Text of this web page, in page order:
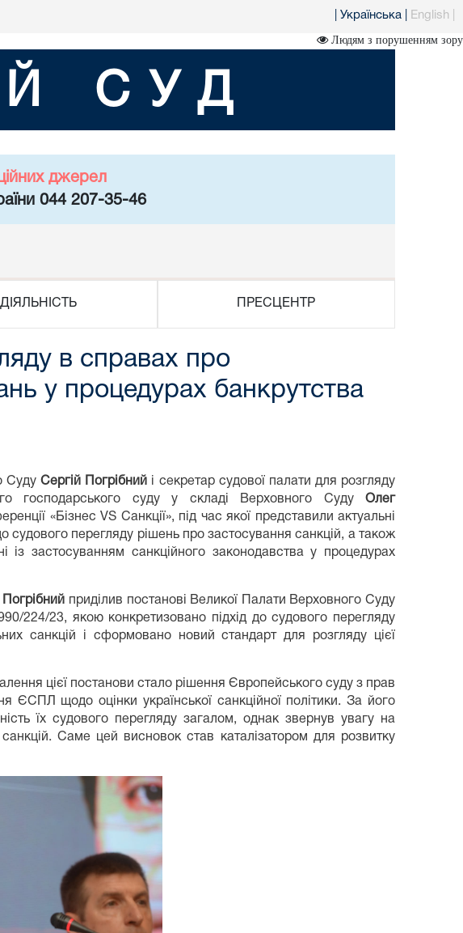
Українська English
Людям з порушенням зору
СУД
джерел
044 207-35-46
ДІЯЛЬНІСТЬ ПРЕСЦЕНТР
в справах про
у процедурах банкрутства
СудуСергій Погрібний і секретар судової палати для розгляду
господарського суду у складі Верховного Суду Олег
«Бізнес VS Санкції», під час якої представили актуальні
судового перегляду рішень про застосування санкцій, а також
із застосуванням санкційного законодавства у процедурах
Погрібний приділив постанові Великої Палати Верховного Суду
224/23, якою конкретизовано підхід до судового перегляду
санкцій і сформовано новий стандарт для розгляду цієї
цієї постанови стало рішення Європейського суду з прав
щодо оцінки української санкційної політики. За його
їх судового перегляду загалом, однак звернув увагу на
Саме цей висновок став каталізатором для розвитку